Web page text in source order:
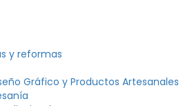
y reformas
Gráfico y Productos Artesanales